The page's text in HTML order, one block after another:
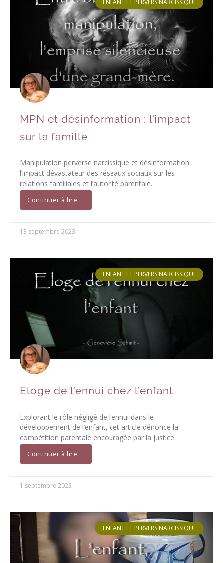
ENFANT ET PERVERS NARCISSIQUE
MPN et désinformation : l’impact
sur la famille
Manipulation perverse narcissique et désinformation :
l’impact dévastateur des réseaux sociaux sur les
relations familiales et l’autorité parentale.
Continuer à lire
13 septembre 2023
ENFANT ET PERVERS NARCISSIQUE
Eloge de l’ennui chez l’enfant
Explorant le rôle négligé de l’ennui dans le
développement de l’enfant, cet article dénonce la
compétition parentale encouragée par la justice.
Continuer à lire
1 septembre 2023
ENFANT ET PERVERS NARCISSIQUE